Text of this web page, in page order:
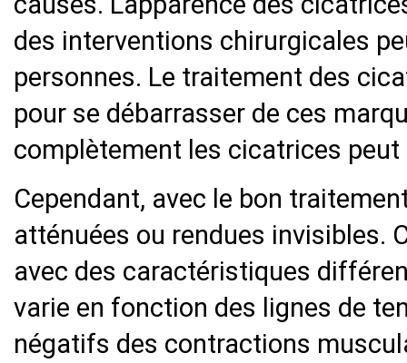
des interventions chirurgicales
personnes. Le traitement des
pour se débarrasser de ces
complètement les cicatrices
Cependant, avec le bon
atténuées ou rendues invisibles.
avec des caractéristiques
varie en fonction des lignes de
négatifs des contractions